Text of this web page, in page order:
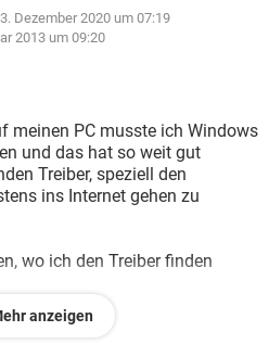
HARDWARE
INSTAGRAM
IOS
HARDWARE
INSTAGRAM
TIKTOK
HARDWARE
Dezember 2020 um 07:19
2013 um 09:20
meinen PC musste ich Windows
und das hat so weit gut
Treiber, speziell den
ins Internet gehen zu
wo ich den Treiber finden
Proanzeigen